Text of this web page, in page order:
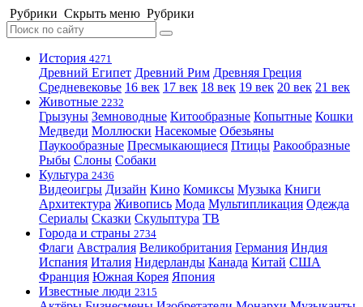
Рубрики Скрыть меню Рубрики
История 4271
Древний Египет Древний Рим Древняя Греция
Средневековье 16 век 17 век 18 век 19 век 20 век 21 век
Животные 2232
Грызуны Земноводные Китообразные Копытные Кошки
Медведи Моллюски Насекомые Обезьяны
Паукообразные Пресмыкающиеся Птицы Ракообразные
Рыбы Слоны Собаки
Культура 2436
Видеоигры Дизайн Кино Комиксы Музыка Книги
Архитектура Живопись Мода Мультипликация Одежда
Сериалы Сказки Скульптура ТВ
Города и страны 2734
Флаги Австралия Великобритания Германия Индия
Испания Италия Нидерланды Канада Китай США
Франция Южная Корея Япония
Известные люди 2315